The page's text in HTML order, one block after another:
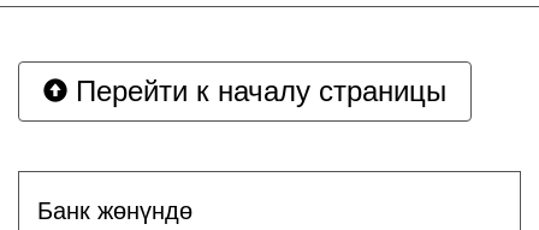
Перейти к началу страницы
Банк жөнүндө